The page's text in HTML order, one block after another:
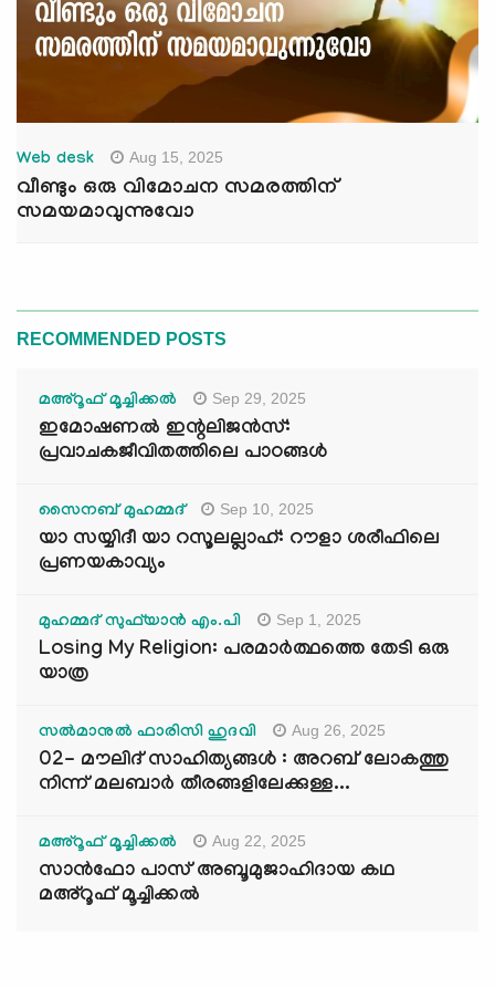
Web desk Aug 15, 2025
വീണ്ടും ഒരു വിമോചന സമരത്തിന്
സമയമാവുന്നുവോ
RECOMMENDED POSTS
മഅ്റൂഫ് മൂച്ചിക്കല്‍ Sep 29, 2025
ഇമോഷണൽ ഇന്റലിജൻസ്:
പ്രവാചകജീവിതത്തിലെ പാഠങ്ങൾ
സൈനബ് മുഹമ്മദ് Sep 10, 2025
യാ സയ്യിദീ യാ റസൂലല്ലാഹ്: റൗളാ ശരീഫിലെ
പ്രണയകാവ്യം
മുഹമ്മദ് സുഫ്‌യാൻ എം.പി Sep 1, 2025
Losing My Religion: പരമാർത്ഥത്തെ തേടി ഒരു
യാത്ര
സൽമാനുൽ ഫാരിസി ഹുദവി Aug 26, 2025
02- മൗലിദ് സാഹിത്യങ്ങൾ : അറബ് ലോകത്തു
നിന്ന് മലബാർ തീരങ്ങളിലേക്കുള്ള...
മഅ്റൂഫ് മൂച്ചിക്കല്‍ Aug 22, 2025
സാൻഫോ പാസ് അബൂമുജാഹിദായ കഥ
മഅ്റൂഫ് മൂച്ചിക്കല്‍